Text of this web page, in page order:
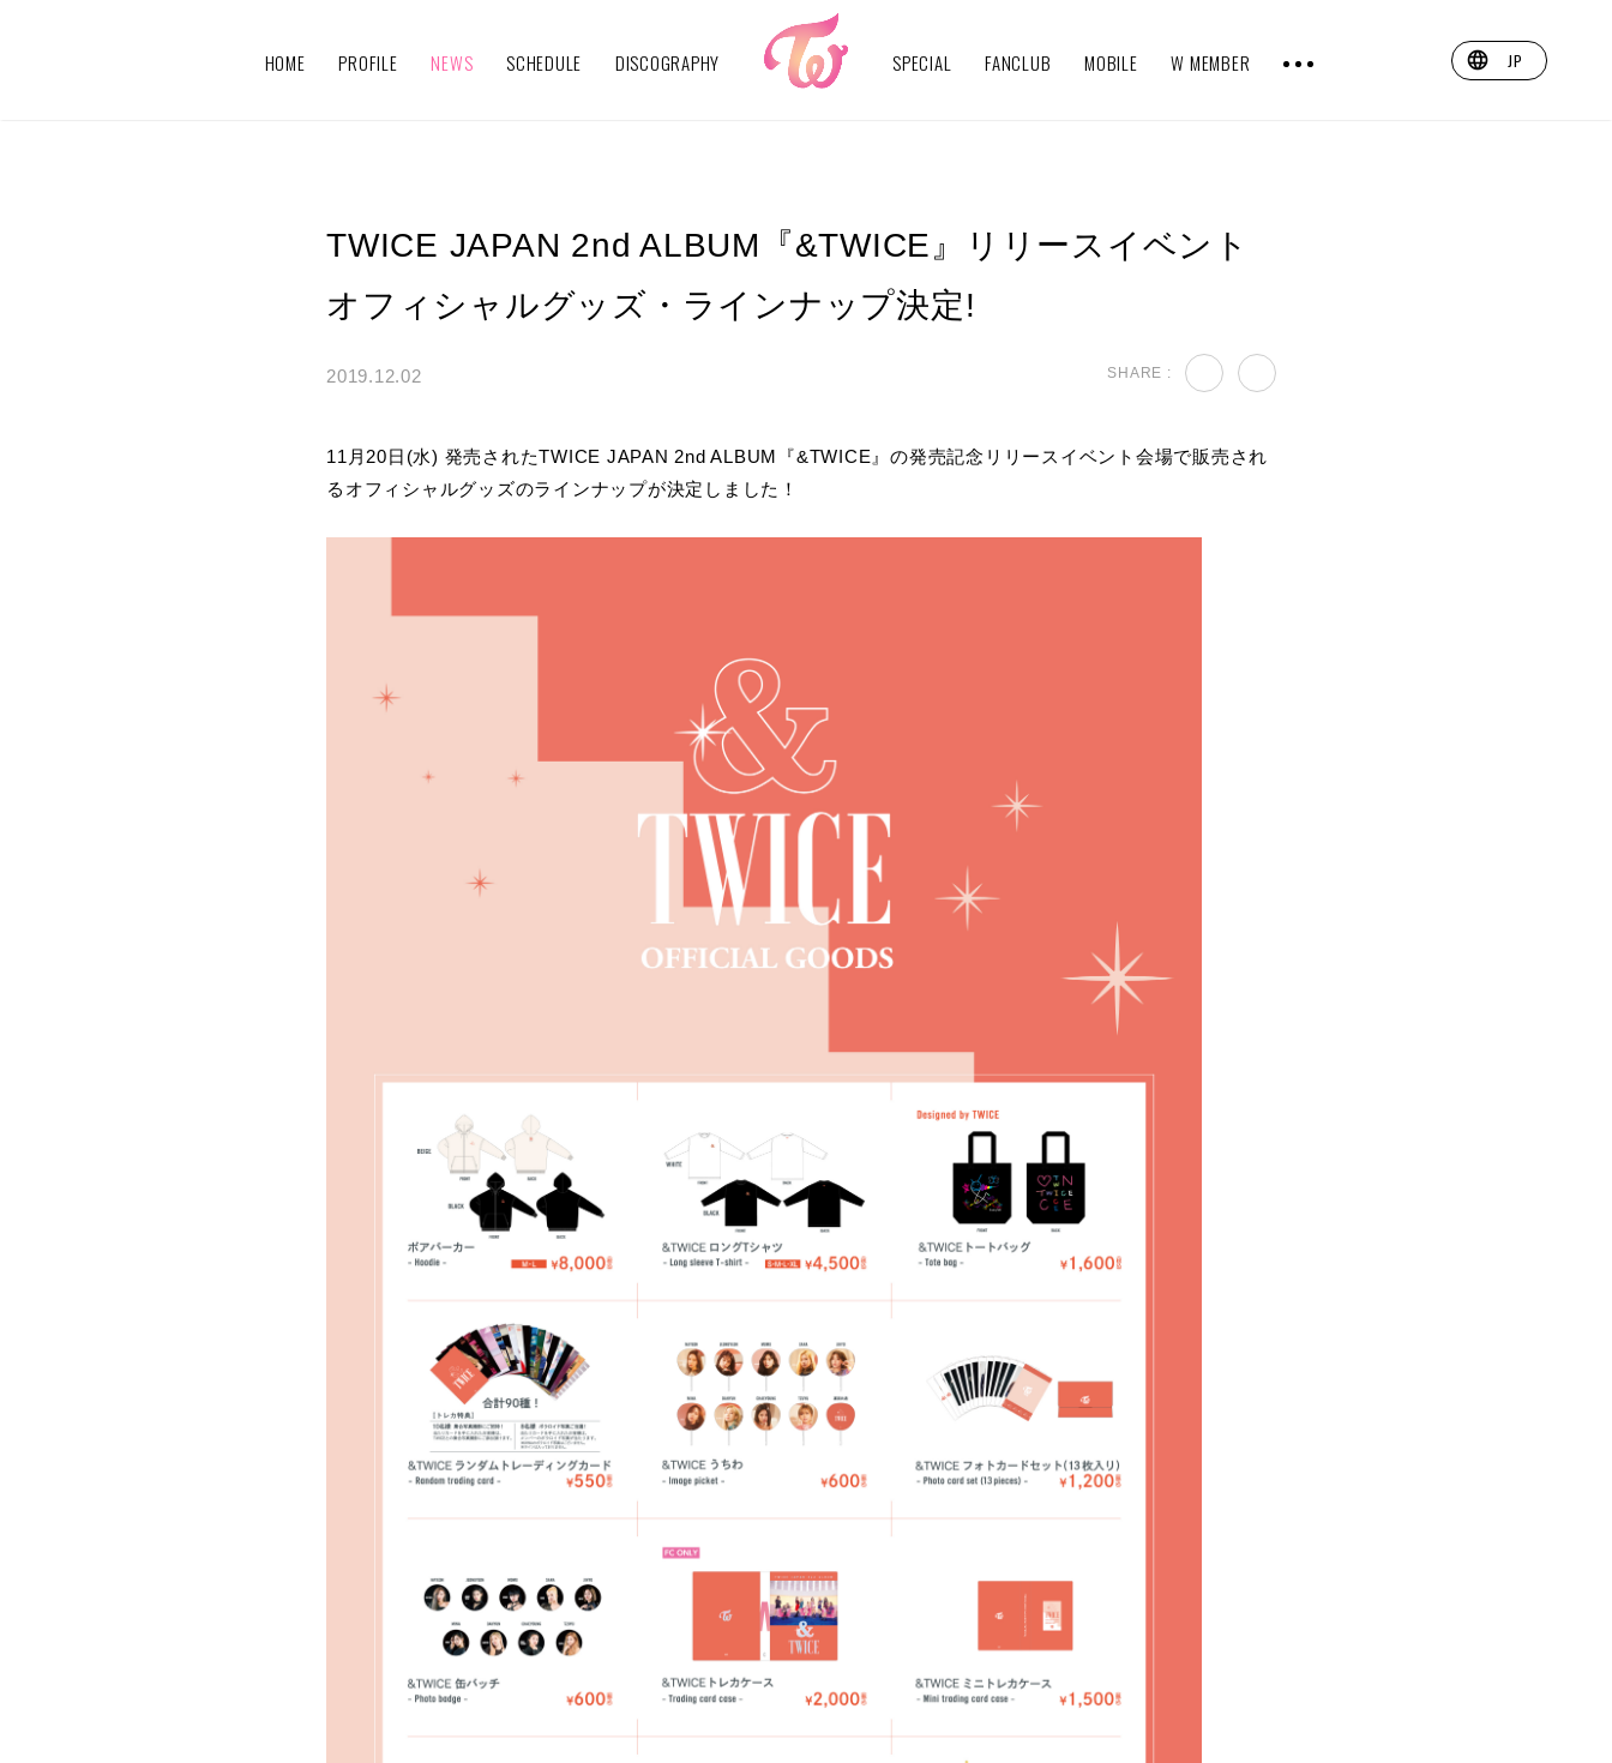
JP
HOME PROFILE NEWS SCHEDULE DISCOGRAPHY SPECIAL FANCLUB MOBILE W MEMBER
TWICE JAPAN 2nd ALBUM『&TWICE』リリースイベント
オフィシャルグッズ・ラインナップ決定!
2019.12.02 SHARE :
11月20日(水) 発売されたTWICE JAPAN 2nd ALBUM『&TWICE』の発売記念リリースイベント会場で販売され
るオフィシャルグッズのラインナップが決定しました！